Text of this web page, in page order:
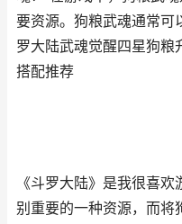
要资源。狗粮武魂通常可
罗大陆武魂觉醒四星狗粮
搭配推荐
《斗罗大陆》是我很喜
别重要的一种资源，而将